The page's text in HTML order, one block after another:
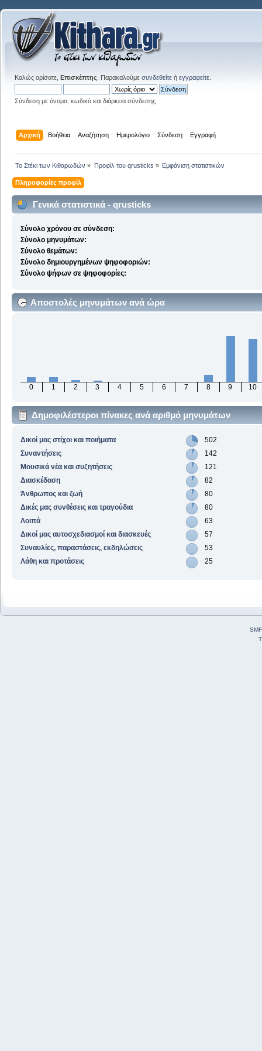
Καλώς ορίσατε, Επισκέπτης . Παρακαλούμε συνδεθείτε ή εγγραφείτε
Σύνδεση με όνομα, κωδικό και διάρκεια σύνδεσης
Αρχική Βοήθεια Αναζήτηση Ημερολόγιο Σύνδεση Εγγραφή
Το Στέκι των Κιθαρωδών » Προφίλ του qrusticks » Εμφάνιση στατιστικών
Πληροφορίες προφίλ
Γενικά στατιστικά - qrusticks
Σύνολο χρόνου σε σύνδεση:
Σύνολο μηνυμάτων:
Σύνολο θεμάτων:
Σύνολο δημιουργημένων ψηφοφοριών:
Σύνολο ψήφων σε ψηφοφορίες:
Αποστολές μηνυμάτων ανά ώρα
0 1 2 3 4 5 6 7 8 9 10
Δημοφιλέστεροι πίνακες ανά αριθμό μηνυμάτων
Δικοί μας στίχοι και ποιήματα
502
Συναντήσεις
142
Μουσικά νέα και συζητήσεις
121
Διασκέδαση
82
Άνθρωπος και ζωή
80
Δικές μας συνθέσεις και τραγούδια
80
Λοιπά
63
Δικοί μας αυτοσχεδιασμοί και διασκευές
57
Συναυλίες, παραστάσεις, εκδηλώσεις
53
Λάθη και προτάσεις
25